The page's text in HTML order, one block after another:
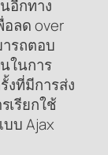
อีกทาง
ลด over
รถตอบ
ในการ
งที่มีการส่ง
เรียกใช้
บบ Ajax